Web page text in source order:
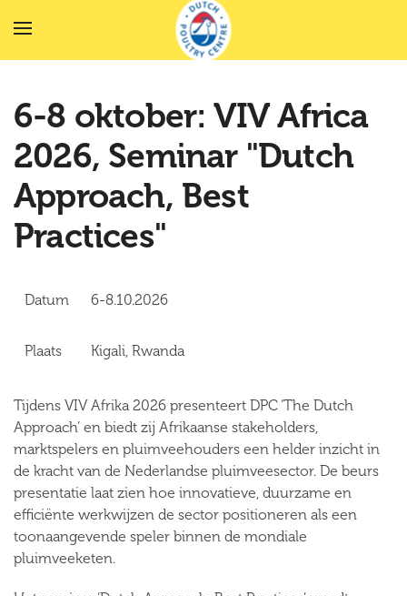
Terug naar hoofdinhoud
6-8 oktober: VIV Africa
2026, Seminar "Dutch
Approach, Best
Practices"
Datum 6-8.10.2026
Plaats Kigali, Rwanda
Tijdens VIV Afrika 2026 presenteert DPC ‘The Dutch
Approach’ en biedt zij Afrikaanse stakeholders,
marktspelers en pluimveehouders een helder inzicht in
de kracht van de Nederlandse pluimveesector. De beurs
presentatie laat zien hoe innovatieve, duurzame en
efficiënte werkwijzen de sector positioneren als een
toonaangevende speler binnen de mondiale
pluimveeketen.